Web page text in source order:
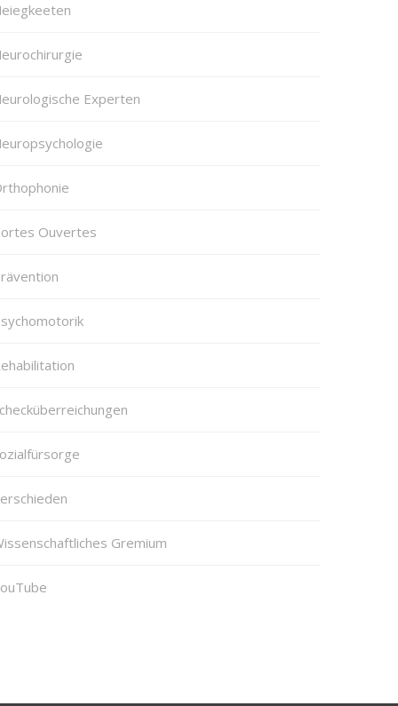
Experten
Ouvertes
Gremium